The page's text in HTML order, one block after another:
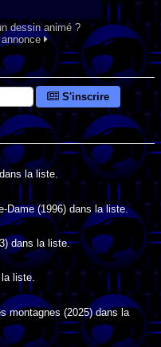
dessin animé ?
annonce
S'inscrire
la liste.
Dame (1996) dans la liste.
dans la liste.
liste.
montagnes (2025) dans la